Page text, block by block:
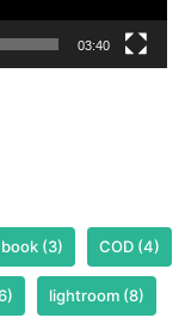
03:40
(3) COD (4)
lightroom(8)